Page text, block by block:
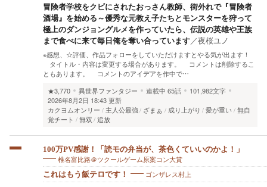
冒険者学校をクビにされたおっさん教師、街外れで『冒険者
酒場』を始める～優秀な元教え子たちとモンスターを狩って
極上のダンジョングルメを作っていたら、伝説の英雄や王族
まで食べに来て毎日俺を奪い合っています／夜桜ユノ
※感想、☆評価、作品フォローをしていただけますとやる気が出ます！
タイトル・内容は変更する場合があります。 コメントは削除するこ
ともあります。 コメントのアイデアを作中で…
★3,770
異世界ファンタジー 連載中 65話
101,982文字
2026年8月2日 18:43 更新
カクヨムオンリー
主人公最強 ざまぁ 成り上がり 愛が重い 無自
覚チート
無双 追放
100万PV感謝！「読モの弁当が、茶色くていいのかよ！」
椎名富比路＠ツクールゲーム原案コン大賞
これはもう飯テロです！ ゴンザレス村上